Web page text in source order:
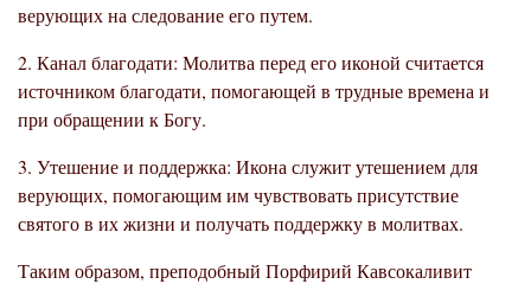
верующих на следование его путем.
2. Канал благодати: Молитва перед его иконой считается
источником благодати, помогающей в трудные времена и
при обращении к Богу.
3. Утешение и поддержка: Икона служит утешением для
верующих, помогающим им чувствовать присутствие
святого в их жизни и получать поддержку в молитвах.
Таким образом, преподобный Порфирий Кавсокаливит